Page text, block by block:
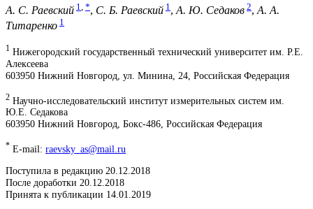
А. С. Раевский 1 *, С. Б. Раевский 1 , А. Ю. Седаков 2, А. А.
Титаренко 1
1 Нижегородский государственный технический университет им. Р.Е.
Алексеева
603950 Нижний Новгород, ул. Минина, 24, Российская Федерация
2 Научно-исследовательский институт измерительных систем им.
Ю.Е. Седакова
603950 Нижний Новгород, Бокс-486, Российская Федерация
* E-mail: raevsky_as@mail.ru
Поступила в редакцию 20.12.2018
После доработки 20.12.2018
Принята к публикации 14.01.2019